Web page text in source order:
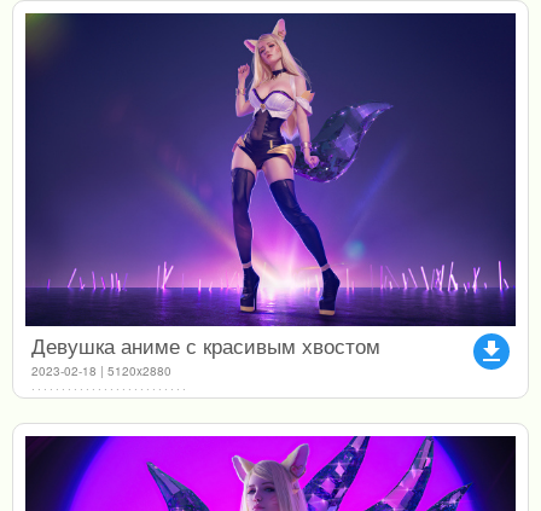
file_download
Девушка аниме с красивым хвостом
2023-02-18 | 5120x2880